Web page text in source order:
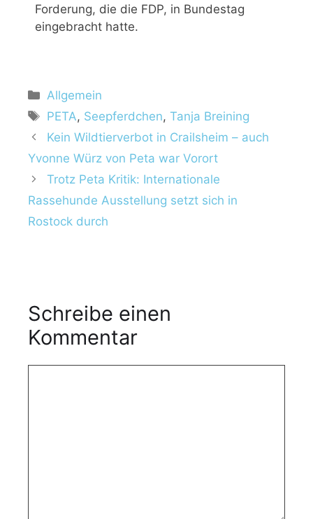
Forderung, die die FDP, in Bundestag
eingebracht hatte.
Allgemein
PETA, Seepferdchen,Tanja Breining
Kein Wildtierverbot in Crailsheim – auch
Yvonne Würz von Peta war Vorort
Trotz Peta Kritik: Internationale
Rassehunde Ausstellung setzt sich in
Rostock durch
Schreibe einen
Kommentar